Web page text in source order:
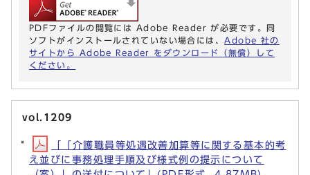
PDFファイルの閲覧には Adobe Reader が必要です。同
ソフトがインストールされていない場合には、 Adobe 社の
サイトから Adobe Reader をダウンロード（無償）して
ください。
vol.1209
「「介護職員等処遇改善加算等に関する基本的考
え並びに事務処理手順及び様式例の提示について